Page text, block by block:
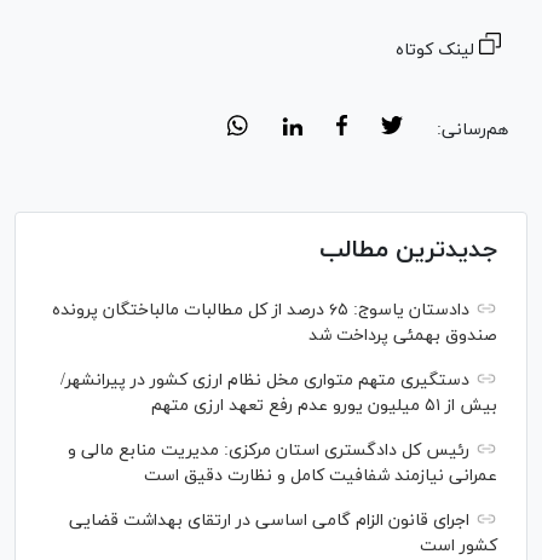
لینک کوتاه
هم‌رسانی:
جدیدترین مطالب
دادستان یاسوج: ۶۵ درصد از کل مطالبات مالباختگان پرونده
صندوق بهمئی پرداخت شد
دستگیری متهم متواری مخل نظام ارزی کشور در پیرانشهر/
بیش از ۵۱ میلیون یورو عدم رفع تعهد ارزی متهم
رئیس کل دادگستری استان مرکزی: مدیریت منابع مالی و
عمرانی نیازمند شفافیت کامل و نظارت دقیق است
اجرای قانون الزام گامی اساسی در ارتقای بهداشت قضایی
کشور است